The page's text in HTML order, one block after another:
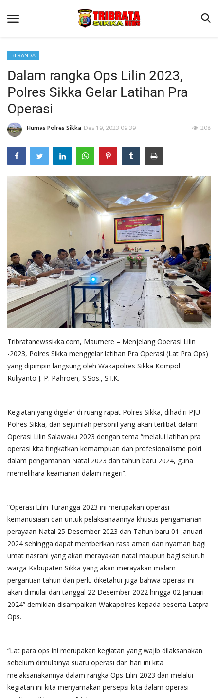
Beranda
Terms & Conditions
Reskrim
Binkam
Lantas
Polisi Kita
Giat Ops
BERANDA
Dalam rangka Ops Lilin 2023,
Polres Sikka Gelar Latihan Pra
Operasi
Humas Polres Sikka Des 19, 2023 09:39 208
Tribratanewssikka.com, Maumere – Menjelang Operasi Lilin
-2023, Polres Sikka menggelar latihan Pra Operasi (Lat Pra Ops)
yang dipimpin langsung oleh Wakapolres Sikka Kompol
Ruliyanto J. P. Pahroen, S.Sos., S.I.K.
Kegiatan yang digelar di ruang rapat Polres Sikka, dihadiri PJU
Polres Sikka, dan sejumlah personil yang akan terlibat dalam
Operasi Lilin Salawaku 2023 dengan tema “melalui latihan pra
operasi kita tingkatkan kemampuan dan profesionalisme polri
dalam pengamanan Natal 2023 dan tahun baru 2024, guna
memelihara keamanan dalam negeri”.
“Operasi Lilin Turangga 2023 ini merupakan operasi
kemanusiaan dan untuk pelaksanaannya khusus pengamanan
perayaan Natal 25 Desember 2023 dan Tahun baru 01 Januari
2024 sehingga dapat memberikan rasa aman dan nyaman bagi
umat nasrani yang akan merayakan natal maupun bagi seluruh
warga Kabupaten Sikka yang akan merayakan malam
pergantian tahun dan perlu diketahui juga bahwa operasi ini
akan dimulai dari tanggal 22 Desember 2022 hingga 02 Januari
2024” demikian disampaikan Wakapolres kepada peserta Latpra
Ops.
“Lat para ops ini merupakan kegiatan yang wajib dilaksanakan
sebelum dimulainya suatu operasi dan hari ini kita
melaksanakannya dalam rangka Ops Lilin-2023 dan melalui
kegiatan ini kita menyamakan persepsi kita dalam operasi